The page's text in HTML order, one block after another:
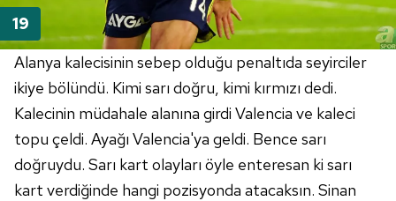
Alanya kalecisinin sebep olduğu penaltıda seyirciler
ikiye bölündü. Kimi sarı doğru, kimi kırmızı dedi.
Kalecinin müdahale alanına girdi Valencia ve kaleci
topu çeldi. Ayağı Valencia'ya geldi. Bence sarı
doğruydu. Sarı kart olayları öyle enteresan ki sarı
kart verdiğinde hangi pozisyonda atacaksın. Sinan